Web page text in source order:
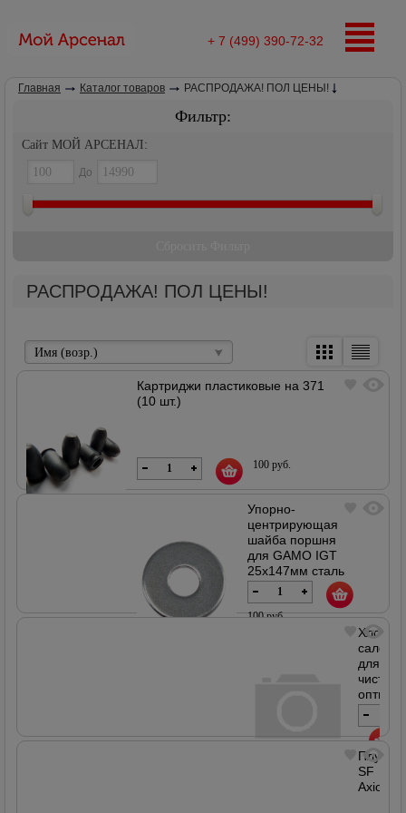
+ 7 (499) 390-72-32
Главная Каталог товаров РАСПРОДАЖА! ПОЛ ЦЕНЫ!
Фильтр:
Сайт МОЙ АРСЕНАЛ:
До
РАСПРОДАЖА! ПОЛ ЦЕНЫ!
Имя (возр.)
Картриджи пластиковые на 371
(10 шт.)
100 руб.
Упорно-
центрирующая
шайба поршня
для GAMO IGT
25х147мм сталь
100 руб.
для
чистки
оптики
360
руб.
SF
Axiom